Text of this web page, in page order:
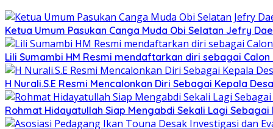
Ketua Umum Pasukan Canga Muda Obi Selatan Jefry
Lili Sumambi HM Resmi mendaftarkan diri sebagai
H Nurali.S.E Resmi Mencalonkan Diri Sebagai Kepala
Rohmat Hidayatullah Siap Mengabdi Sekali Lagi